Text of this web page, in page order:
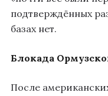
подтверждённых
базах нет.
Блокада
После